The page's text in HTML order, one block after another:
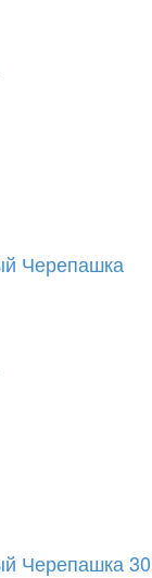
Черепашка
Черепашка 30